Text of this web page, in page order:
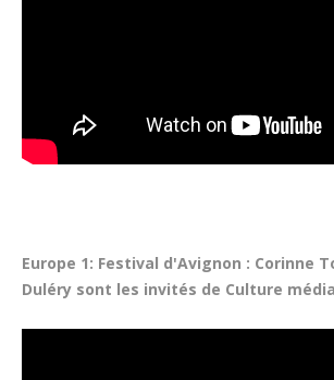
Europe 1: Festival d'Avignon : Corinne
Duléry sont les invités de Culture